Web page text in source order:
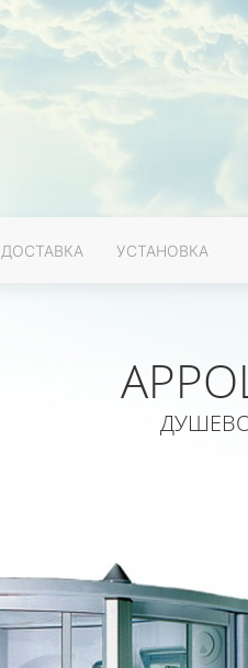
ДОСТАВКА УСТАНОВКА